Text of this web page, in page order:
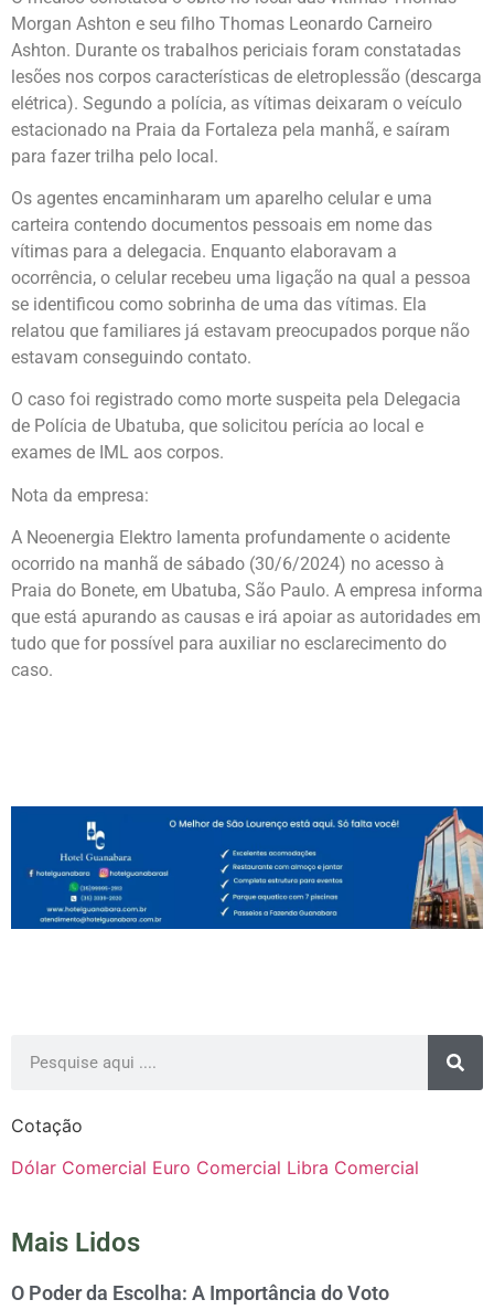
Morgan Ashton e seu filho Thomas Leonardo Carneiro
Ashton. Durante os trabalhos periciais foram constatadas
lesões nos corpos características de eletroplessão (descarga
elétrica). Segundo a polícia, as vítimas deixaram o veículo
estacionado na Praia da Fortaleza pela manhã, e saíram
para fazer trilha pelo local.
Os agentes encaminharam um aparelho celular e uma
carteira contendo documentos pessoais em nome das
vítimas para a delegacia. Enquanto elaboravam a
ocorrência, o celular recebeu uma ligação na qual a pessoa
se identificou como sobrinha de uma das vítimas. Ela
relatou que familiares já estavam preocupados porque não
estavam conseguindo contato.
O caso foi registrado como morte suspeita pela Delegacia
de Polícia de Ubatuba, que solicitou perícia ao local e
exames de IML aos corpos.
Nota da empresa:
A Neoenergia Elektro lamenta profundamente o acidente
ocorrido na manhã de sábado (30/6/2024) no acesso à
Praia do Bonete, em Ubatuba, São Paulo. A empresa informa
que está apurando as causas e irá apoiar as autoridades em
tudo que for possível para auxiliar no esclarecimento do
caso.
Cotação
Dólar Comercial Euro Comercial Libra Comercial
Mais Lidos
O Poder da Escolha: A Importância do Voto